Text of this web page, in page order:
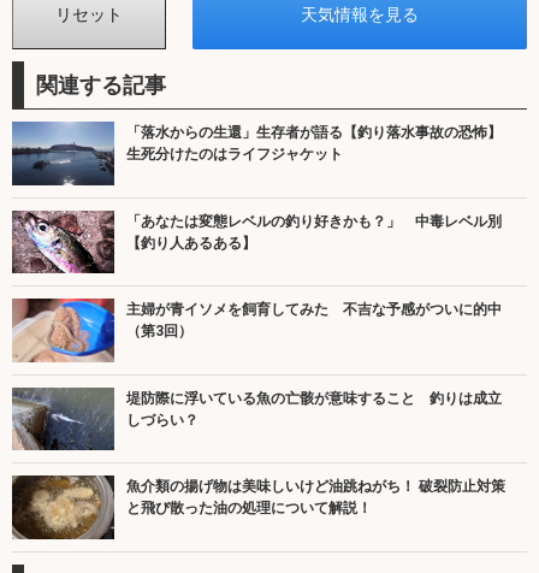
関連する記事
「落水からの生還」生存者が語る【釣り落水事故の恐怖】
生死分けたのはライフジャケット
「あなたは変態レベルの釣り好きかも？」 中毒レベル別
【釣り人あるある】
主婦が青イソメを飼育してみた 不吉な予感がついに的中
（第3回）
堤防際に浮いている魚の亡骸が意味すること 釣りは成立
しづらい？
魚介類の揚げ物は美味しいけど油跳ねがち！ 破裂防止対策
と飛び散った油の処理について解説！